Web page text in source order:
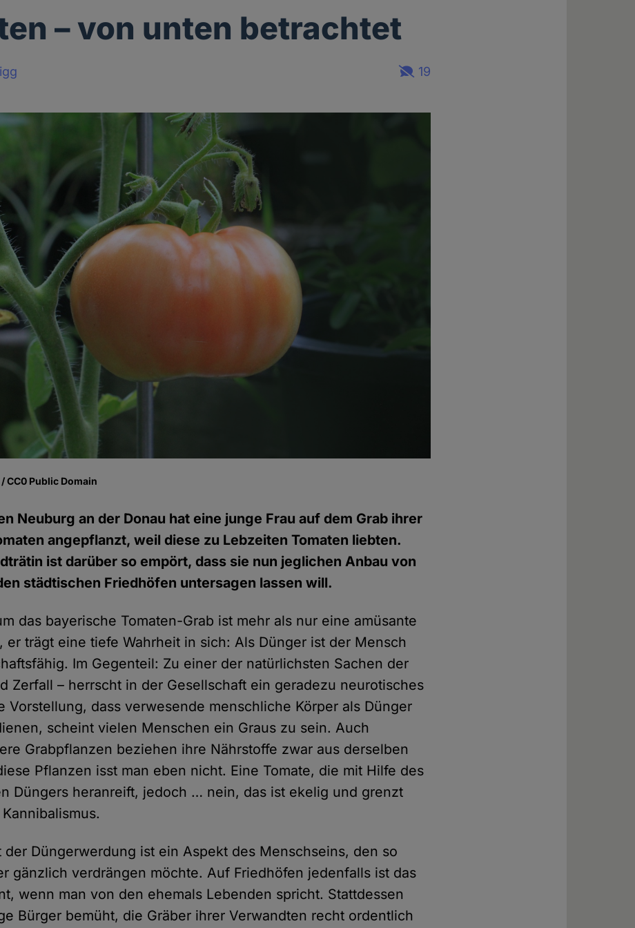
– von unten betrachtet
19
CC0 Public Domain
Neuburg an der Donau hat eine junge Frau auf dem Grab ihrer
angepflanzt, weil diese zu Lebzeiten Tomaten liebten.
ist darüber so empört, dass sie nun jeglichen Anbau von
städtischen Friedhöfen untersagen lassen will.
das bayerische Tomaten-Grab ist mehr als nur eine amüsante
er trägt eine tiefe Wahrheit in sich: Als Dünger ist der Mensch
Im Gegenteil: Zu einer der natürlichsten Sachen der
Zerfall – herrscht in der Gesellschaft ein geradezu neurotisches
Vorstellung, dass verwesende menschliche Körper als Dünger
scheint vielen Menschen ein Graus zu sein. Auch
Grabpflanzen beziehen ihre Nährstoffe zwar aus derselben
Pflanzen isst man eben nicht. Eine Tomate, die mit Hilfe des
Düngers heranreift, jedoch … nein, das ist ekelig und grenzt
der Düngerwerdung ist ein Aspekt des Menschseins, den so
gänzlich verdrängen möchte. Auf Friedhöfen jedenfalls ist das
wenn man von den ehemals Lebenden spricht. Stattdessen
Bürger bemüht, die Gräber ihrer Verwandten recht ordentlich